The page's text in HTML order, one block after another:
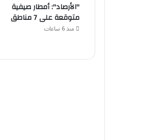
"الأرصاد": أمطار صيفية
متوقعة على 7 مناطق
منذ 6 ساعات